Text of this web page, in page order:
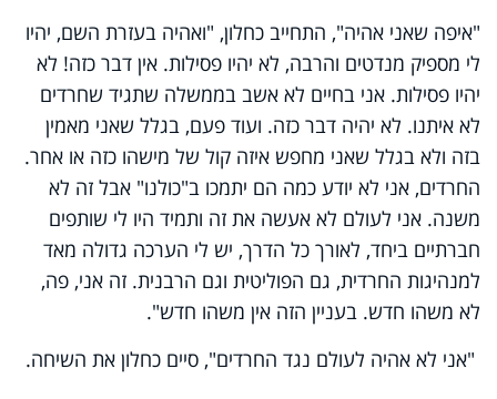
"איפה שאני אהיה", התחייב כחלון, "ואהיה בעזרת השם, יהיו
לי מספיק מנדטים והרבה, לא יהיו פסילות. אין דבר כזה! לא
יהיו פסילות. אני בחיים לא אשב בממשלה שתגיד שחרדים
לא איתנו. לא יהיה דבר כזה. ועוד פעם, בגלל שאני מאמין
בזה ולא בגלל שאני מחפש איזה קול של מישהו כזה או אחר.
החרדים, אני לא יודע כמה הם יתמכו ב"כולנו" אבל זה לא
משנה. אני לעולם לא אעשה את זה ותמיד היו לי שותפים
חברתיים ביחד, לאורך כל הדרך, יש לי הערכה גדולה מאד
למנהיגות החרדית, גם הפוליטית וגם הרבנית. זה אני, פה,
לא משהו חדש. בעניין הזה אין משהו חדש".
"אני לא אהיה לעולם נגד החרדים", סיים כחלון את השיחה.